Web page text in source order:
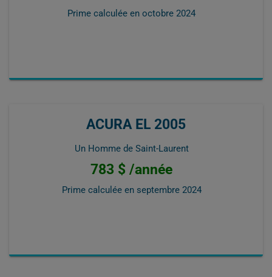
Prime calculée en octobre 2024
ACURA EL 2005
Un Homme de Saint-Laurent
783 $ /année
Prime calculée en septembre 2024